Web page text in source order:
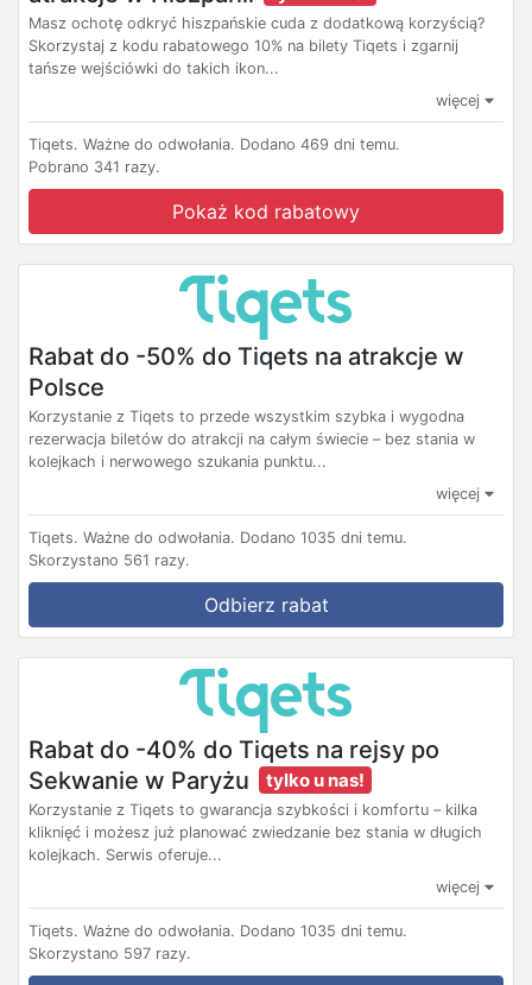
Masz ochotę odkryć hiszpańskie cuda z dodatkową korzyścią?
Skorzystaj z kodu rabatowego 10% na bilety Tiqets i zgarnij
tańsze wejściówki do takich ikon...
więcej
Tiqets. Ważne do odwołania. Dodano 469 dni temu.
Pobrano 341 razy.
Pokaż kod rabatowy
Rabat do -50% do Tiqets na atrakcje w
Polsce
Korzystanie z Tiqets to przede wszystkim szybka i wygodna
rezerwacja biletów do atrakcji na całym świecie – bez stania w
kolejkach i nerwowego szukania punktu...
więcej
Tiqets. Ważne do odwołania. Dodano 1035 dni temu.
Skorzystano 561 razy.
Odbierz rabat
Rabat do -40% do Tiqets na rejsy po
Sekwanie w Paryżu
tylko u nas!
Korzystanie z Tiqets to gwarancja szybkości i komfortu – kilka
kliknięć i możesz już planować zwiedzanie bez stania w długich
kolejkach. Serwis oferuje...
więcej
Tiqets. Ważne do odwołania. Dodano 1035 dni temu.
Skorzystano 597 razy.